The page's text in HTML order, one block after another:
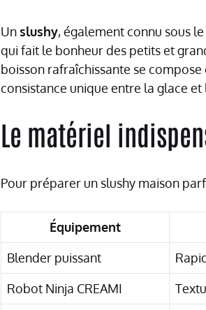
Un slushy, également connu sous
qui fait le bonheur des petits et
boisson rafraîchissante se
consistance unique entre la glace et
Le matériel
Pour préparer un slushy maison
Équipement
Blender puissant
Robot Ninja CREAMI